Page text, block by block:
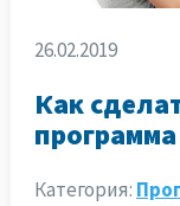
26.02.2019
Как
Категория: